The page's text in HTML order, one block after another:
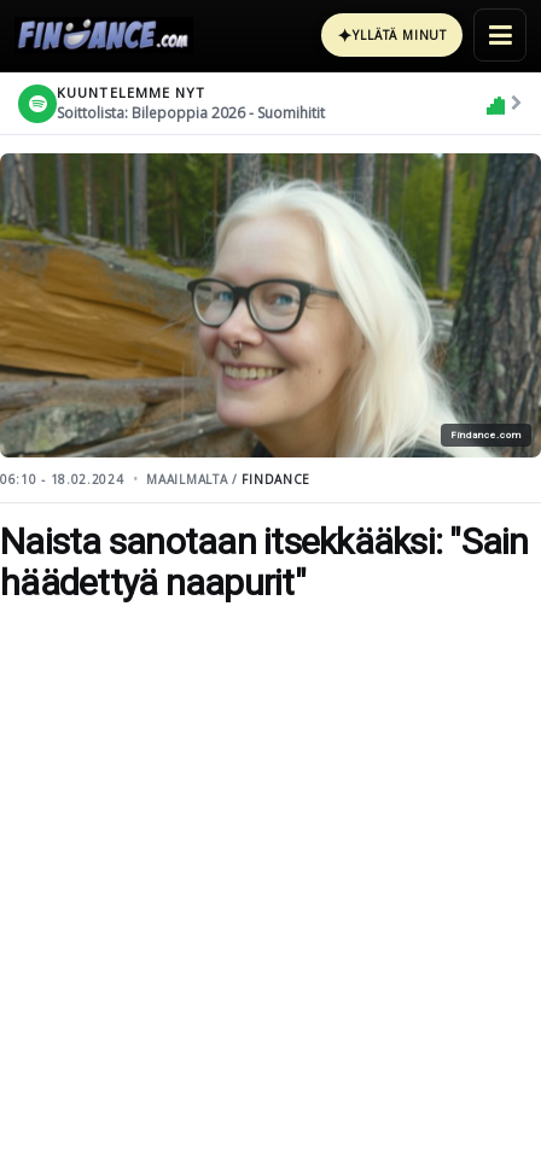
✦YLLÄTÄ MINUT
KUUNTELEMME NYT
Soittolista: Bilepoppia 2026 - Suomihitit
Findance.com
06:10 - 18.02.2024 MAAILMALTA / FINDANCE
Naista sanotaan itsekkääksi: "Sain
häädettyä naapurit"